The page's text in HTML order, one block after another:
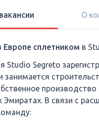
О
Европе сплетником в
Studio Segreto
занимается
Эмиратах. В связи с